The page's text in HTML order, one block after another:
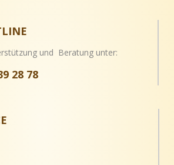
und Beratung unter:
28 78